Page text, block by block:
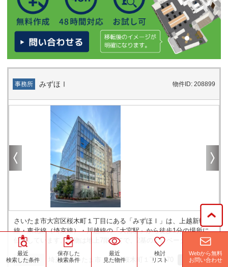
最近
検索した条件
保存した
検索条件
最近
見た物件
検討
リスト
Webから無料
お問い合わせ
事務所 みずほⅠ 物件ID: 208899
さいたま市大宮区桜木町１丁目にある「みずほⅠ」は、上越新幹
線・東北線（埼京線）・川越線の「大宮駅」から徒歩1分の場所に
位置しています。建物は地上7階建てで、2基のエレベーターが設置
されています。複数の鉄道路線が利用可能な地域にあり、オフィス
や事業所として拠点を構えるうえで場所選びの選択肢となります。
住所 埼玉県さいたま市 大宮区桜木町１丁目170 地図